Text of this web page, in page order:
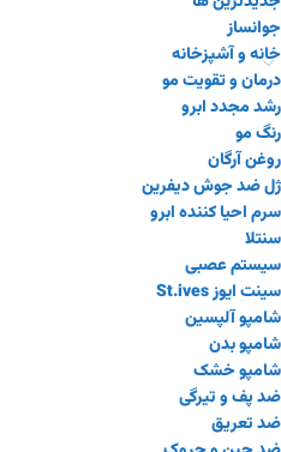
جوانساز
خانه و آشپزخانه
درمان و تقویت مو
رشد مجدد ابرو
رنگ مو
روغن آرگان
ژل ضد جوش دیفرین
سرم احیا کننده ابرو
سنتلا
سیستم عصبی
سینت ایوز St.ives
شامپو آلپسین
شامپو بدن
شامپو خشک
ضد پف و تیرگی
ضد تعریق